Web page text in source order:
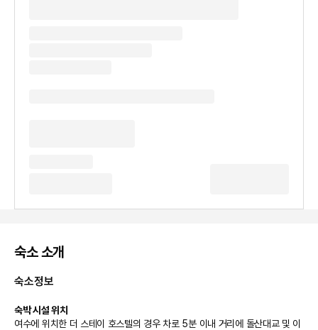
숙소 소개
숙소정보
숙박 시설 위치
여수에 위치한 더 스테이 호스텔의 경우 차로 5분 이내 거리에 돌산대교 및 이